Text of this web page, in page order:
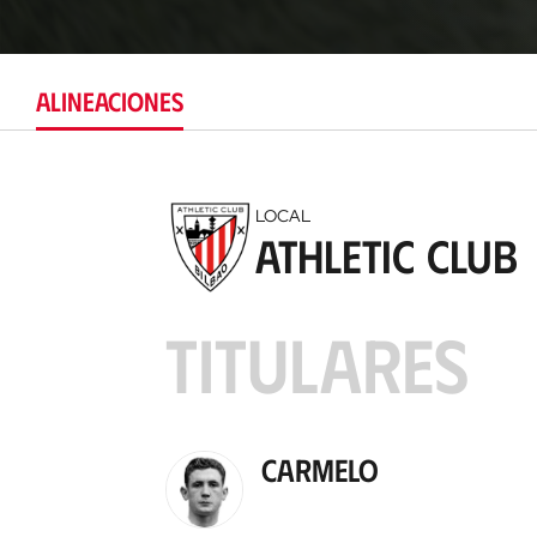
ALINEACIONES
LOCAL
Athletic Club
TITULARES
Carmelo